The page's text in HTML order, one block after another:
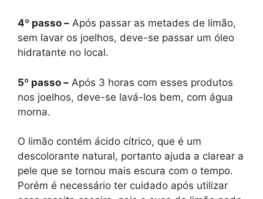
4º passo – Após passar as metades de limão,
sem lavar os joelhos, deve-se passar um óleo
hidratante no local.
5º passo – Após 3 horas com esses produtos
nos joelhos, deve-se lavá-los bem, com água
morna.
O limão contém ácido cítrico, que é um
descolorante natural, portanto ajuda a clarear a
pele que se tornou mais escura com o tempo.
Porém é necessário ter cuidado após utilizar